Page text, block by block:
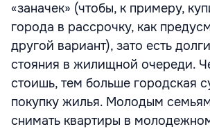
«заначек» (чтобы, к примеру,
города в рассрочку, как
другой вариант), зато есть
стояния в жилищной очереди.
стоишь, тем больше городская
покупку жилья. Молодым
снимать квартиры в